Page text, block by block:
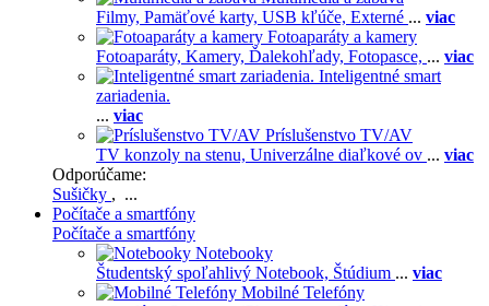
Filmy, Pamäťové karty, USB kľúče, Externé ... viac
Fotoaparáty a kamery
Fotoaparáty, Kamery, Ďalekohľady, Fotopasce, ... viac
Inteligentné smart
zariadenia.
... viac
Príslušenstvo TV/AV
TV konzoly na stenu, Univerzálne diaľkové ov ... viac
Odporúčame:
Sušičky , ...
Počítače a smartfóny
Počítače a smartfóny
Notebooky
Študentský spoľahlivý Notebook, Štúdium ... viac
Mobilné Telefóny